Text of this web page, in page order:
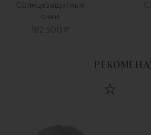
Солнцезащитные
очки
182 500 ₽